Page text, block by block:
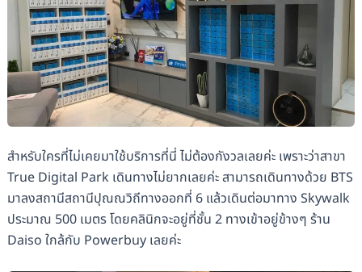
สำหรับใครที่ไม่เคยมาใช้บริการที่นี่ ไม่ต้องกังวลเลยค่ะ เพราะว่าสาขา
True Digital Park เดินทางไม่ยากเลยค่ะ สามารถเดินทางด้วย BTS
มาลงสถานีสถานีปุณณวิถีทางออกที่ 6 แล้วเดินต่อมาทาง Skywalk
ประมาณ 500 เมตร โดยคลินิกจะอยู่ที่ชั้น 2 ทางเข้าอยู่ข้างๆ ร้าน
Daiso ใกล้กับ Powerbuy เลยค่ะ